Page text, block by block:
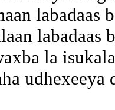
labadaas
labadaas
la
udhexeeya